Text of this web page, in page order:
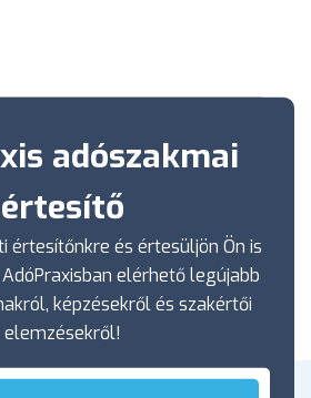
adószakmai
értesítő
értesítőnkre és értesüljön Ön is
elérhető legújabb
képzésekről és szakértői
elemzésekről!